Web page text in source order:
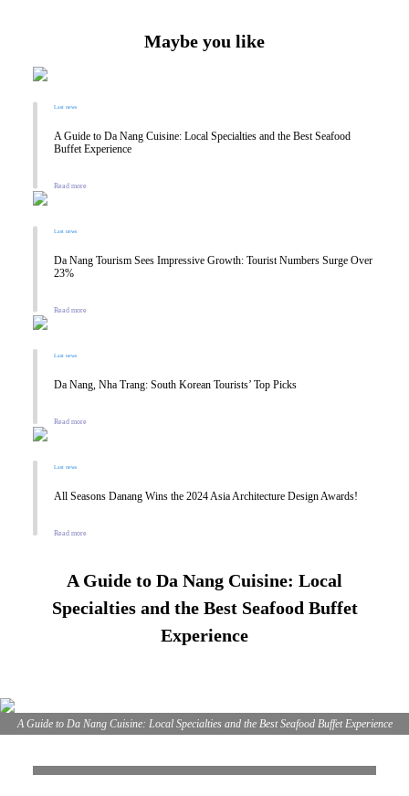
Maybe you like
Last news
A Guide to Da Nang Cuisine: Local Specialties and the Best Seafood
Buffet Experience
Read more
Last news
Da Nang Tourism Sees Impressive Growth: Tourist Numbers Surge Over
23%
Read more
Last news
Da Nang, Nha Trang: South Korean Tourists’ Top Picks
Read more
Last news
All Seasons Danang Wins the 2024 Asia Architecture Design Awards!
Read more
A Guide to Da Nang Cuisine: Local
Specialties and the Best Seafood Buffet
Experience
A Guide to Da Nang Cuisine: Local Specialties and the Best Seafood Buffet Experience